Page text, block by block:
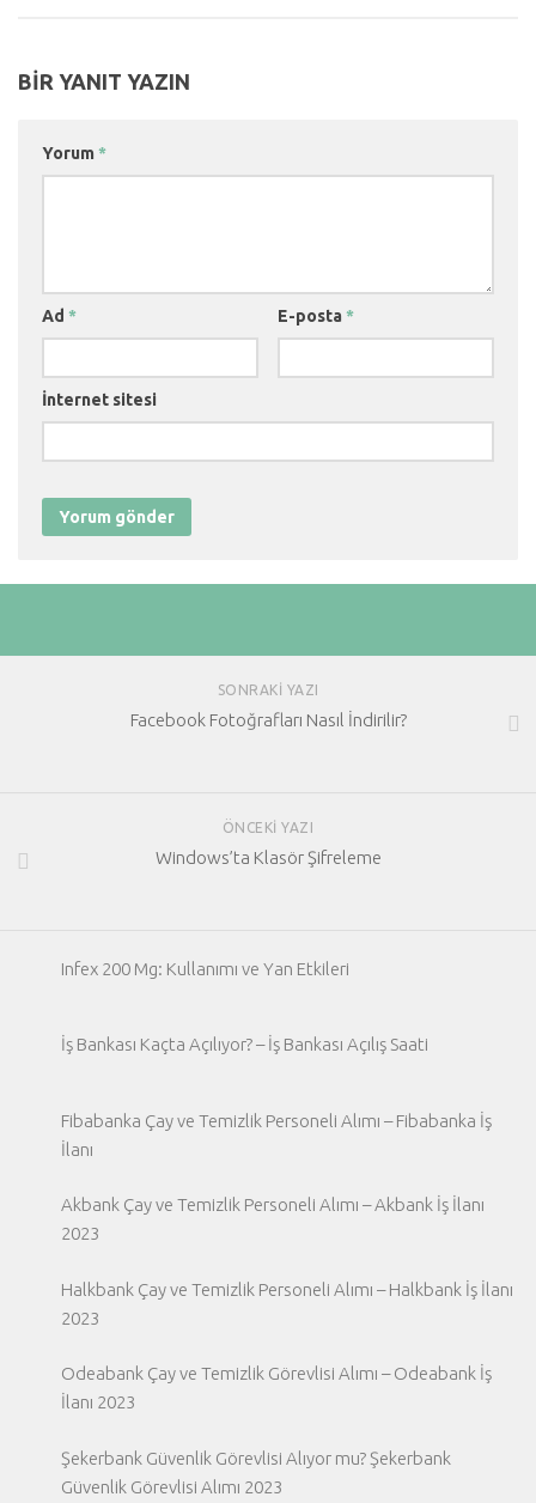
BIR YANIT YAZIN
Yorum *
Ad * E-posta *
İnternet sitesi
SONRAKI YAZI
Facebook Fotoğrafları Nasıl İndirilir?
ÖNCEKI YAZI
Windows’ta Klasör Şifreleme
Infex 200 Mg: Kullanımı ve Yan Etkileri
İş Bankası Kaçta Açılıyor? – İş Bankası Açılış Saati
Fibabanka Çay ve Temizlik Personeli Alımı – Fibabanka İş
İlanı
Akbank Çay ve Temizlik Personeli Alımı – Akbank İş İlanı
2023
Halkbank Çay ve Temizlik Personeli Alımı – Halkbank İş İlanı
2023
Odeabank Çay ve Temizlik Görevlisi Alımı – Odeabank İş
İlanı 2023
Şekerbank Güvenlik Görevlisi Alıyor mu? Şekerbank
Güvenlik Görevlisi Alımı 2023